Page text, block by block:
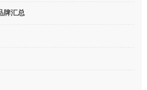
牌汇总